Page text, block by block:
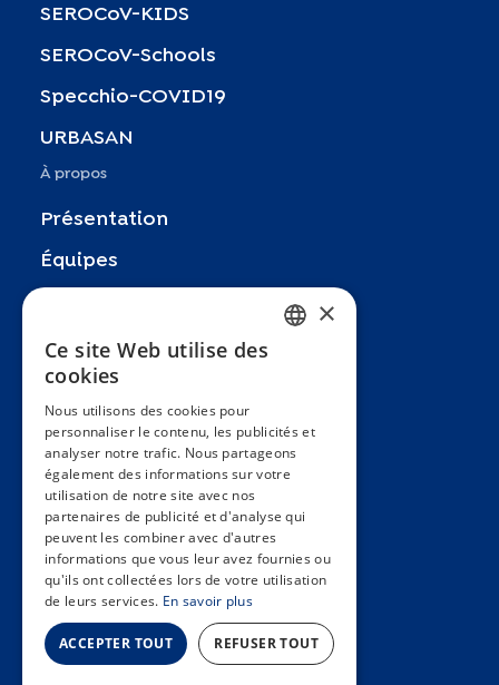
SEROCoV-KIDS
SEROCoV-Schools
Specchio-COVID19
URBASAN
À propos
Présentation
Équipes
Recherches
Zoom In
FAQ
Contact
Conditions générales
Hôpitaux Universitaires Genève
Université de Genève
FRENCH
SPANISH
GERMAN
ITALIAN
PORTUGUESE
×
Ce site Web utilise des
cookies
Nous utilisons des cookies pour
personnaliser le contenu, les publicités et
analyser notre trafic. Nous partageons
également des informations sur votre
utilisation de notre site avec nos
partenaires de publicité et d'analyse qui
peuvent les combiner avec d'autres
informations que vous leur avez fournies ou
qu'ils ont collectées lors de votre utilisation
de leurs services. En savoir plus
ACCEPTER TOUT REFUSER TOUT